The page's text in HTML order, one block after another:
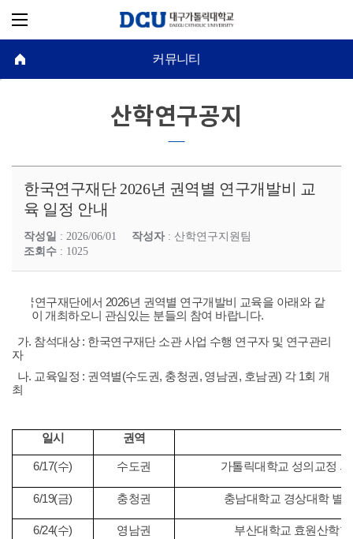
커뮤니티
산학연구공지
한국연구재단 2026년 권역별 연구개발비 교
육 일정 안내
작성일 : 2026/06/01 작성자: 산학연구지원팀
조회수 : 1025
한국연구재단에서 2026년 권역별 연구개발비 교육을 아래와 같
이 개최하오니 관심있는 분들의 참여 바랍니다.
가. 참석대상 : 한국연구재단 소관 사업 수행 연구자 및 연구관리
자
나. 교육일정 : 권역별(수도권, 충청권, 영남권, 호남권) 각 1회 개
최
일시 권역
6/17(수) 수도권 가톨릭대학교 성의교정
6/19(금) 충청권 충남대학교 경상대학 별
6/24(수) 영남권 부산대학교 효원산학